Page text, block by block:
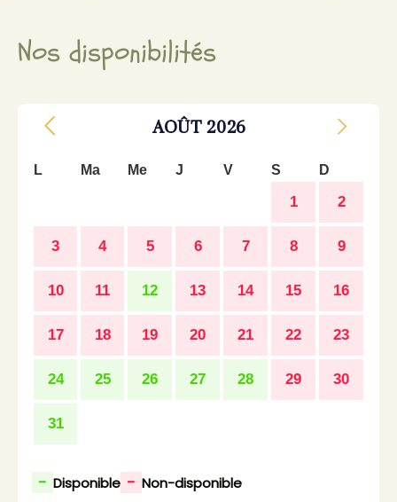
Nos disponibilités
AOÛT 2026
L Ma Me J V S D
1 2
3 4 5 6 7 8 9
10 11 12 13 14 15 16
17 18 19 20 21 22 23
24 25 26 27 28 29 30
31
- Disponible - Non-disponible